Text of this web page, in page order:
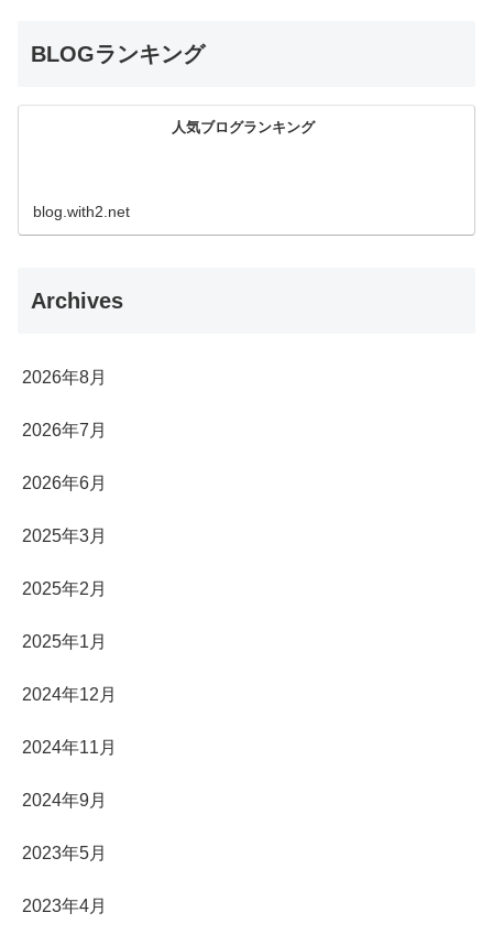
BLOGランキング
人気ブログランキング
blog.with2.net
Archives
2026年8月
2026年7月
2026年6月
2025年3月
2025年2月
2025年1月
2024年12月
2024年11月
2024年9月
2023年5月
2023年4月